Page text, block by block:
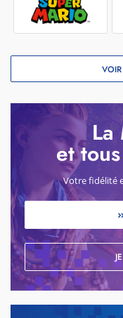
La
et
Votre fidélité